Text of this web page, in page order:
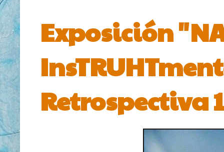
Exposición
Retrospectiva